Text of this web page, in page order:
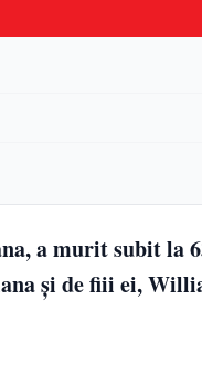
a murit subit la
și de fiii ei,